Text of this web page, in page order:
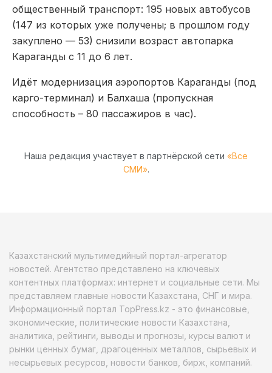
общественный транспорт: 195 новых автобусов
(147 из которых уже получены; в прошлом году
закуплено — 53) снизили возраст автопарка
Караганды с 11 до 6 лет.
Идёт модернизация аэропортов Караганды (под
карго-терминал) и Балхаша (пропускная
способность – 80 пассажиров в час).
Наша редакция участвует в партнёрской сети «Все
СМИ».
Казахстанский мультимедийный портал-агрегатор
новостей. Агентство представлено на ключевых
контентных платформах: интернет и социальные сети. Мы
представляем главные новости Казахстана, СНГ и мира.
Информационный портал TopPress.kz - это финансовые,
экономические, политические новости Казахстана,
аналитика, рейтинги, выводы и прогнозы, курсы валют и
рынки ценных бумаг, драгоценных металлов, сырьевых и
несырьевых ресурсов, новости банков, бирж, компаний.